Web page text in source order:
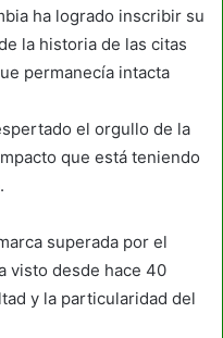
ha logrado inscribir su
la historia de las citas
permanecía intacta
el orgullo de la
que está teniendo
superada por el
visto desde hace 40
y la particularidad del